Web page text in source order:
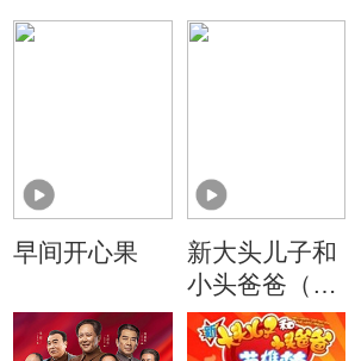
早间开心果
新大头儿子和
小头爸爸（动
画真人情景
剧）